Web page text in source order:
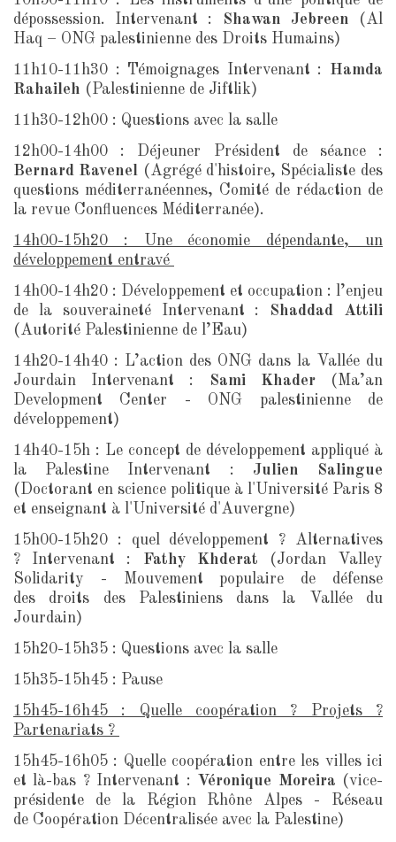
dépossession. Intervenant :
Shawan Jebreen (Al
Haq – ONG palestinienne des Droits Humains)
11h10-11h30 : Témoignages Intervenant : Hamda
Rahaileh (Palestinienne de Jiftlik)
11h30-12h00 : Questions avec la salle
12h00-14h00 : Déjeuner Président de séance :
Bernard Ravenel (Agrégé d'histoire, Spécialiste des
questions méditerranéennes, Comité de rédaction de
la revue Confluences Méditerranée).
14h00-15h20 : Une économie dépendante, un
développement entravé
14h00-14h20 : Développement et occupation : l’enjeu
de la souveraineté Intervenant :
Shaddad Attili
(Autorité Palestinienne de l’Eau)
14h20-14h40 : L’action des ONG dans la Vallée du
Jourdain Intervenant :
Sami Khader(Ma’an
Development Center - ONG palestinienne de
développement)
14h40-15h : Le concept de développement appliqué à
la Palestine Intervenant : Julien Salingue
(Doctorant en science politique à l'Université Paris 8
et enseignant à l'Université d'Auvergne)
15h00-15h20 : quel développement ? Alternatives
? Intervenant : Fathy Khderat (Jordan Valley
Solidarity - Mouvement populaire de défense
des droits des Palestiniens dans la Vallée du
Jourdain)
15h20-15h35 : Questions avec la salle
15h35-15h45 : Pause
15h45-16h45 : Quelle coopération ? Projets ?
Partenariats ?
15h45-16h05 : Quelle coopération entre les villes ici
et là-bas ? Intervenant : Véronique Moreira (vice-
présidente de la Région Rhône Alpes - Réseau
de Coopération Décentralisée avec la Palestine)